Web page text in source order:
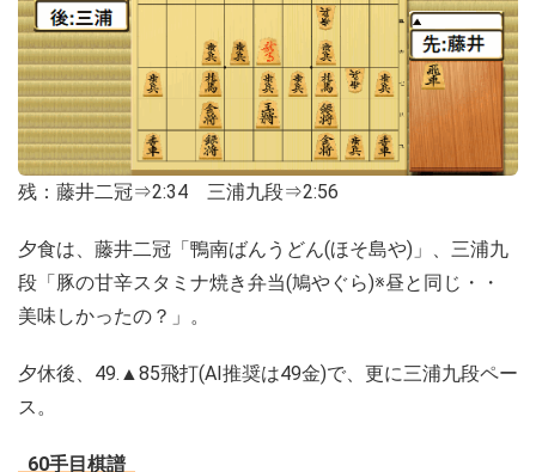
残：藤井二冠⇒2:34 三浦九段⇒2:56
夕食は、藤井二冠「鴨南ばんうどん(ほそ島や)」、三浦九
段「豚の甘辛スタミナ焼き弁当(鳩やぐら)※昼と同じ・・
美味しかったの？」。
夕休後、49.▲85飛打(AI推奨は49金)で、更に三浦九段ペー
ス。
60手目棋譜